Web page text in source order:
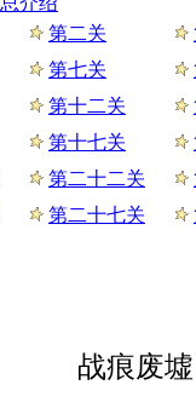
第二关
第七关
第十二关
第十七关
第二十二关
第二十七关
战痕废墟